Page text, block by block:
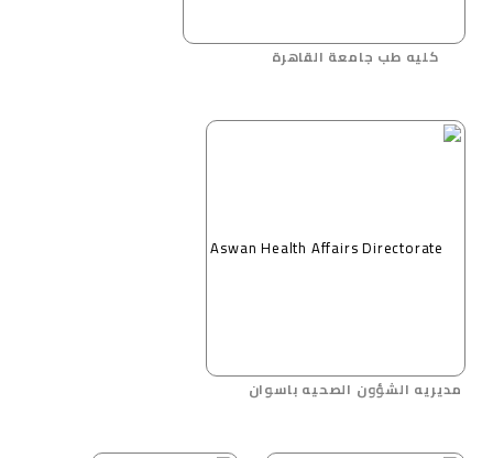
كليه طب جامعة القاهرة
مديريه الشؤون الصحيه باسوان